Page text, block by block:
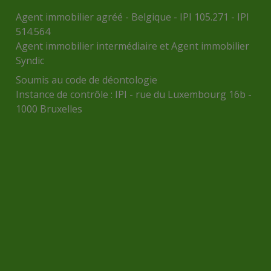
Agent immobilier agréé - Belgique - IPI 105.271 - IPI
514.564
Agent immobilier intermédiaire et Agent immobilier
Syndic
Soumis au code de déontologie
Instance de contrôle : IPI - rue du Luxembourg 16b -
1000 Bruxelles